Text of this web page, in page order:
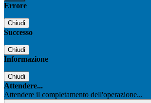
Errore
Chiudi
Successo
Chiudi
Informazione
Chiudi
Attendere...
Attendere il completamento dell'operazione...